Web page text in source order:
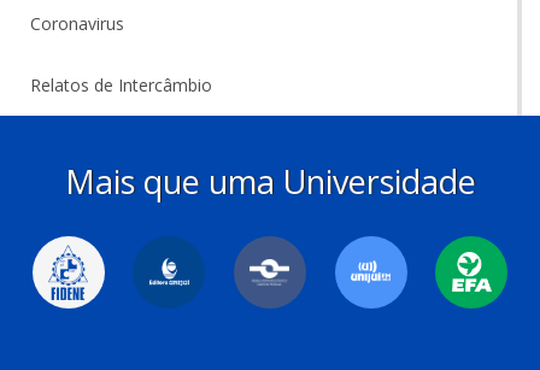
Coronavirus
Relatos de Intercâmbio
Mais que uma Universidade